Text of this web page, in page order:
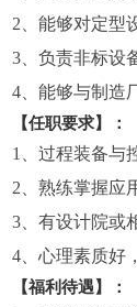
2 、能够对定
3 、负责非标
4 、能够与制
【任职要求】：
1
、过程装备与
2 、熟练掌握应
3 、有设计院或
4 、心理素质好
【福利待遇】：